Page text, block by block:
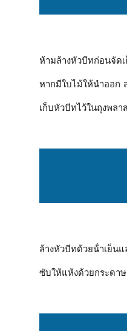
ห้ามล้างหัวบีทก่อนจัดเ
หากมีใบไม้ให้นําออก
เก็บหัวบีทไว้ในถุงพล
ล้างหัวบีทด้วยน้ําเย็น
ซับให้แห้งด้วยกระดา